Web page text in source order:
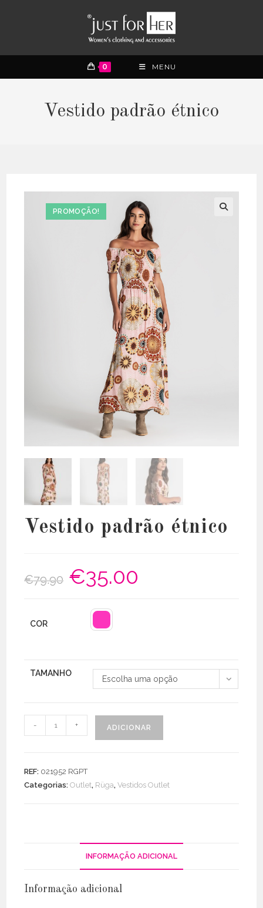
0 MENU
Vestido padrão étnico
PROMOÇÃO!
Vestido padrão étnico
€79.90
O
preço
original
€35.00
COR
TAMANHO
Escolha uma opção
Quantidade
de
étnico
- + ADICIONAR
REF: 021952 RGPT
Categorias:Outlet, Rüga,Vestidos Outlet
INFORMAÇÃO ADICIONAL
Informação adicional